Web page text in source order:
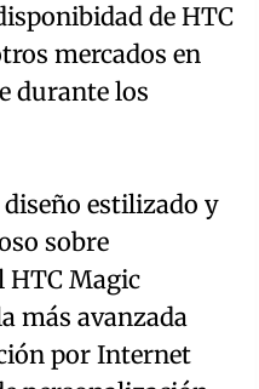
de HTC
mercados en
durante los
estilizado y
sobre
HTC Magic
más avanzada
por Internet